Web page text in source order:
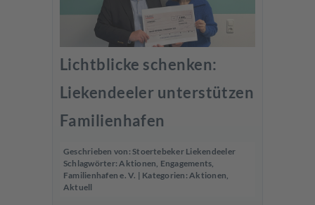
Lichtblicke schenken:
Liekendeeler unterstützen
Familienhafen
Geschrieben von: Stoertebeker Liekendeeler
Schlagwörter:Aktionen, Engagements,
Familienhafen e. V. | Kategorien:Aktionen,
Aktuell